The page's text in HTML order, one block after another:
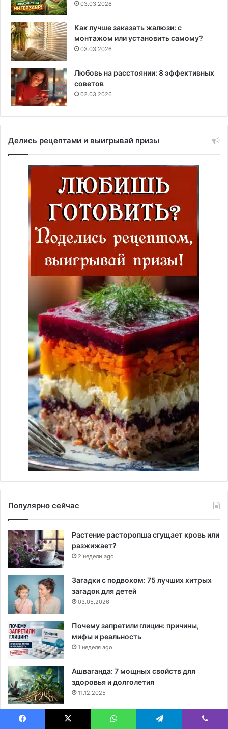
03.03.2026
Как лучше заказать жалюзи: с
монтажом или установить самому?
03.03.2026
Любовь на расстоянии: 8 эффективных
советов
02.03.2026
Делись рецептами и выигрывай призы
Популярно сейчас
Растение расторопша сгущает кровь или
разжижает?
2 недели ago
Загадки с подвохом: 75 лучших хитрых
загадок для детей
03.05.2026
Почему запретили глицин: причины,
мифы и реальность
1 неделя ago
Ашваганда: 7 мощных свойств для
здоровья и долголетия
11.12.2025
Что нужно для развода в США: 12